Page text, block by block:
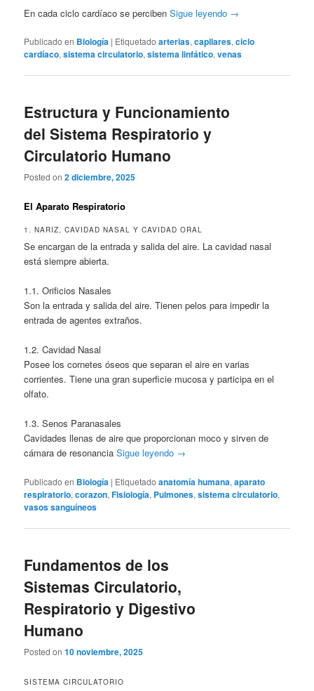
En cada ciclo cardíaco se percibenSigue leyendo →
Publicado en Biología | Etiquetado arterias,capilares,ciclo
cardíaco,sistema circulatorio,sistema linfático,venas
Estructura y Funcionamiento
del Sistema Respiratorio y
Circulatorio Humano
Posted on2 diciembre, 2025
El Aparato Respiratorio
1. NARIZ, CAVIDAD NASAL Y CAVIDAD ORAL
Se encargan de la entrada y salida del aire. La cavidad nasal
está siempre abierta.
1.1. Orificios Nasales
Son la entrada y salida del aire. Tienen pelos para impedir la
entrada de agentes extraños.
1.2. Cavidad Nasal
Posee los cornetes óseos que separan el aire en varias
corrientes. Tiene una gran superficie mucosa y participa en el
olfato.
1.3. Senos Paranasales
Cavidades llenas de aire que proporcionan moco y sirven de
cámara de resonanciaSigue leyendo →
Publicado en Biología | Etiquetado anatomía humana,aparato
respiratorio,corazon,Fisiología, Pulmones,sistema circulatorio,
vasos sanguíneos
Fundamentos de los
Sistemas Circulatorio,
Respiratorio y Digestivo
Humano
Posted on10 noviembre, 2025
SISTEMA CIRCULATORIO